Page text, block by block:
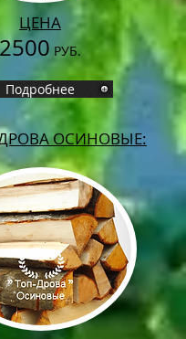
ЦЕНА
2500РУБ.
Подробнее
ОСИНОВЫЕ: